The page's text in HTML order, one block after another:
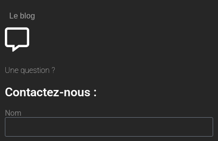
Le blog
Une question ?
Contactez-nous :
Nom